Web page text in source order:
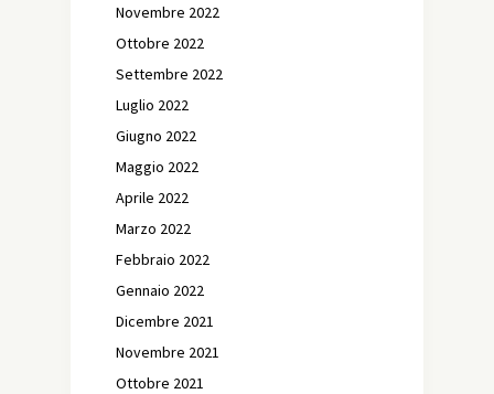
Novembre 2022
Ottobre 2022
Settembre 2022
Luglio 2022
Giugno 2022
Maggio 2022
Aprile 2022
Marzo 2022
Febbraio 2022
Gennaio 2022
Dicembre 2021
Novembre 2021
Ottobre 2021